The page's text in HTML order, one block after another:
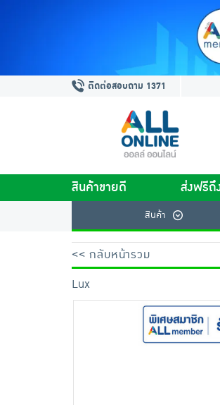
ติดต่อสอบถาม 1371
สินค้าขายดี ส่งฟรีถึ
สินค้า
<< กลับหน้ารวม
Lux